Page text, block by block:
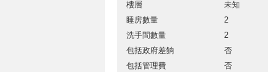
樓層
未知
睡房數量
2
洗手間數量
2
包括政府差餉
否
包括管理費
否